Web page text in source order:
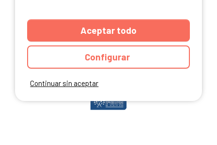
Continuar sin aceptar
Aceptar todo
Configurar